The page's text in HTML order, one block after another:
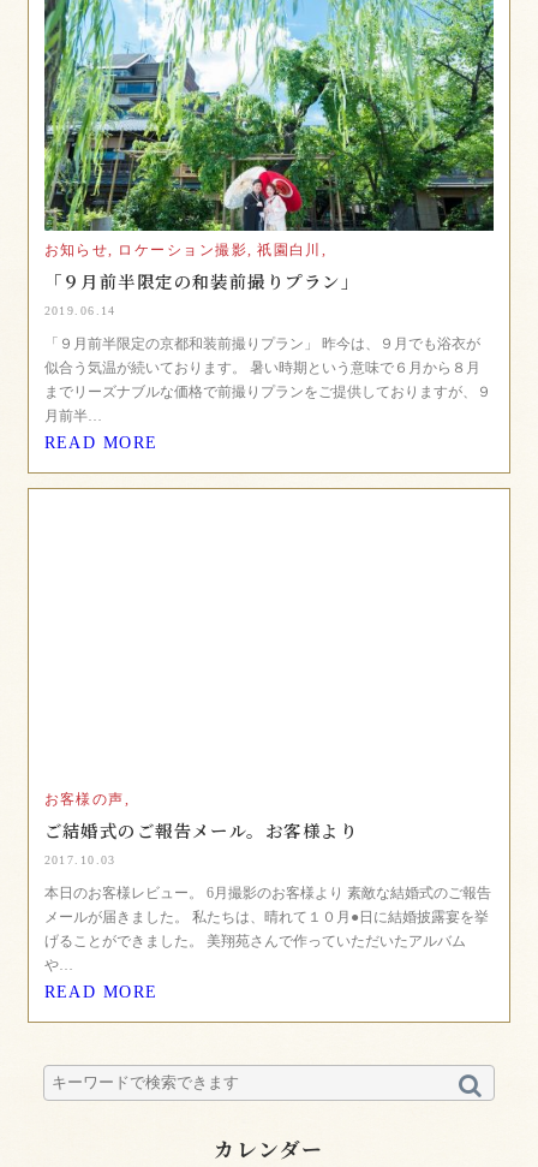
お知らせ, ロケーション撮影, 祇園白川,
「９月前半限定の和装前撮りプラン」
2019.06.14
「９月前半限定の京都和装前撮りプラン」 昨今は、９月でも浴衣が
似合う気温が続いております。 暑い時期という意味で６月から８月
までリーズナブルな価格で前撮りプランをご提供しておりますが、９
月前半…
READ MORE
お客様の声,
ご結婚式のご報告メール。お客様より
2017.10.03
本日のお客様レビュー。 6月撮影のお客様より 素敵な結婚式のご報告
メールが届きました。 私たちは、晴れて１０月●日に結婚披露宴を挙
げることができました。 美翔苑さんで作っていただいたアルバム
や…
READ MORE
カレンダー